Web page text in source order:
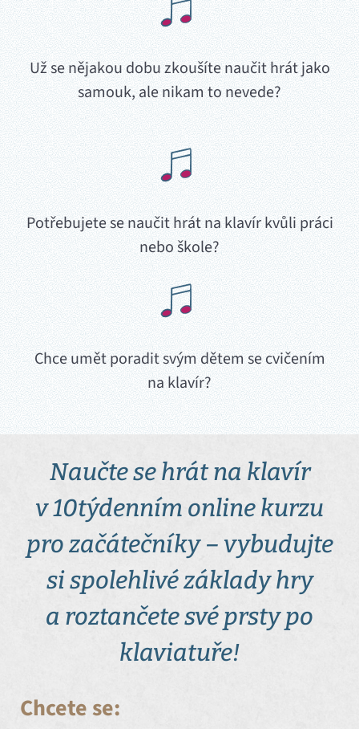
Už se nějakou dobu zkoušíte naučit hrát jako
samouk, ale nikam to nevede?
Potřebujete se naučit hrát na klavír kvůli práci
nebo škole?
Chce umět poradit svým dětemse cvičením
na klavír?
Naučte se hrát na klavír
v 10týdenním online kurzu
pro začátečníky – vybudujte
si spolehlivé základy hry
a roztančete své prsty po
klaviatuře!
Chcete se: